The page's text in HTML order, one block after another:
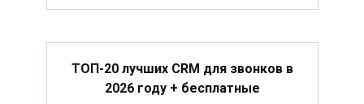
ТОП-20 лучших CRM для звонков в
2026 году + бесплатные